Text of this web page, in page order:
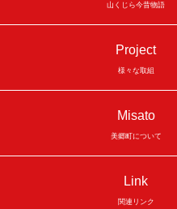
山くじら今昔物語
Project
様々な取組
Misato
美郷町について
Link
関連リンク